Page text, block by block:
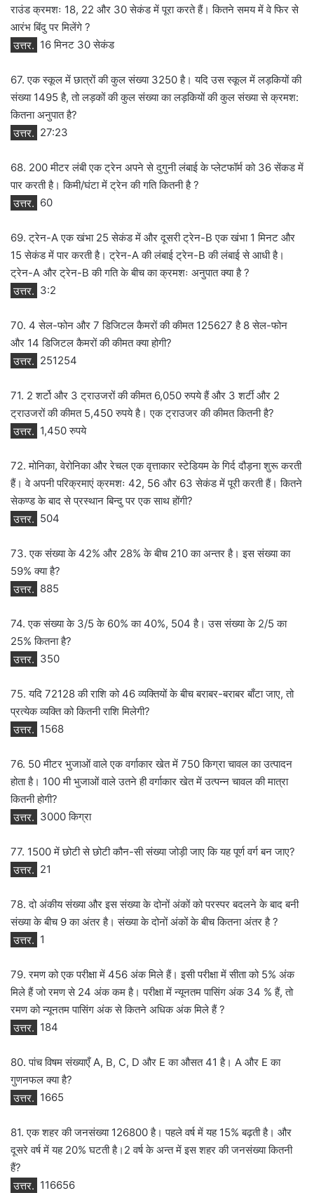
राउंड क्रमशः 18, 22 और 30 सेकंड में पूरा करते हैं। कितने समय में वे फिर से
आरंभ बिंदु पर मिलेंगे ?
उत्तर. 16 मिनट 30 सेकंड
67. एक स्कूल में छात्रों की कुल संख्या 3250 है। यदि उस स्कूल में लड़कियों की
संख्या 1495 है, तो लड़कों की कुल संख्या का लड़कियों की कुल संख्या से क्रमश:
कितना अनुपात है?
उत्तर. 27:23
68. 200 मीटर लंबी एक ट्रेन अपने से दुगुनी लंबाई के प्लेटफॉर्म को 36 सेंकड में
पार करती है। किमी/घंटा में ट्रेन की गति कितनी है ?
उत्तर. 60
69. ट्रेन-A एक खंभा 25 सेकंड में और दूसरी ट्रेन-B एक खंभा 1 मिनट और
15 सेकंड में पार करती है। ट्रेन-A की लंबाई ट्रेन-B की लंबाई से आधी है।
ट्रेन-A और ट्रेन-B की गति के बीच का क्रमशः अनुपात क्या है ?
उत्तर. 3:2
70. 4 सेल-फोन और 7 डिजिटल कैमरों की कीमत 125627 है 8 सेल-फोन
और 14 डिजिटल कैमरों की कीमत क्या होगी?
उत्तर. 251254
71. 2 शर्टो और 3 ट्राउजरों की कीमत 6,050 रुपये हैं और 3 शर्टी और 2
ट्राउजरों की कीमत 5,450 रुपये है। एक ट्राउजर की कीमत कितनी है?
उत्तर. 1,450 रुपये
72. मोनिका, वेरोनिका और रेचल एक वृत्ताकार स्टेडियम के गिर्द दौड़ना शुरू करती
हैं। वे अपनी परिक्रमाएं क्रमशः 42, 56 और 63 सेकंड में पूरी करती हैं। कितने
सेकण्ड के बाद से प्रस्थान बिन्दु पर एक साथ होंगी?
उत्तर. 504
73. एक संख्या के 42% और 28% के बीच 210 का अन्तर है। इस संख्या का
59% क्या है?
उत्तर. 885
74. एक संख्या के 3/5 के 60% का 40%, 504 है। उस संख्या के 2/5 का
25% कितना है?
उत्तर. 350
75. यदि 72128 की राशि को 46 व्यक्तियों के बीच बराबर-बराबर बाँटा जाए, तो
प्रत्येक व्यक्ति को कितनी राशि मिलेगी?
उत्तर. 1568
76. 50 मीटर भुजाओं वाले एक वर्गाकार खेत में 750 किग्रा चावल का उत्पादन
होता है। 100 मी भुजाओं वाले उतने ही वर्गाकार खेत में उत्पन्न चावल की मात्रा
कितनी होगी?
उत्तर. 3000 किग्रा
77. 1500 में छोटी से छोटी कौन-सी संख्या जोड़ी जाए कि यह पूर्ण वर्ग बन जाए?
उत्तर. 21
78. दो अंकीय संख्या और इस संख्या के दोनों अंकों को परस्पर बदलने के बाद बनी
संख्या के बीच 9 का अंतर है। संख्या के दोनों अंकों के बीच कितना अंतर है ?
उत्तर. 1
79. रमण को एक परीक्षा में 456 अंक मिले हैं। इसी परीक्षा में सीता को 5% अंक
मिले हैं जो रमण से 24 अंक कम है। परीक्षा में न्यूनतम पासिंग अंक 34 % हैं, तो
रमण को न्यूनतम पासिंग अंक से कितने अधिक अंक मिले हैं ?
उत्तर. 184
80. पांच विषम संख्याएँ A, B, C, D और E का औसत 41 है। A और E का
गुणनफल क्या है?
उत्तर. 1665
81. एक शहर की जनसंख्या 126800 है। पहले वर्ष में यह 15% बढ़ती है। और
दूसरे वर्ष में यह 20% घटती है।2 वर्ष के अन्त में इस शहर की जनसंख्या कितनी
हैं?
उत्तर. 116656